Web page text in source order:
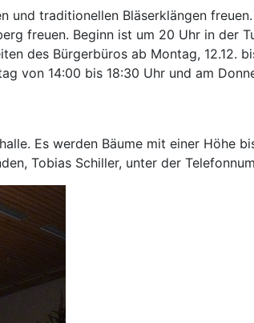
traditionellen Bläserklängen
freuen. Beginn ist um 20 Uhr in der
des Bürgerbüros ab Montag, 12.12.
von 14:00 bis 18:30 Uhr und am
Es werden Bäume mit einer Höhe
Tobias Schiller, unter der